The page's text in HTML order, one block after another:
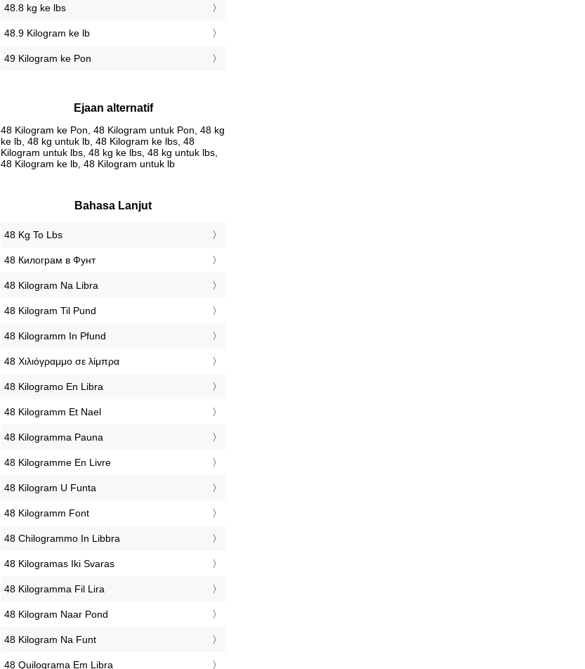
48.8 kg ke lbs
48.9 Kilogram ke lb
49 Kilogram ke Pon
Ejaan alternatif
48 Kilogram ke Pon, 48 Kilogram untuk Pon, 48 kg
ke lb, 48 kg untuk lb, 48 Kilogram ke lbs, 48
Kilogram untuk lbs, 48 kg ke lbs, 48 kg untuk lbs,
48 Kilogram ke lb, 48 Kilogram untuk lb
Bahasa Lanjut
‎48 Kg To Lbs
‎48 Килограм в Фунт
‎48 Kilogram Na Libra
‎48 Kilogram Til Pund
‎48 Kilogramm In Pfund
‎48 Χιλιόγραμμο σε λίμπρα
‎48 Kilogramo En Libra
‎48 Kilogramm Et Nael
‎48 Kilogramma Pauna
‎48 Kilogramme En Livre
‎48 Kilogram U Funta
‎48 Kilogramm Font
‎48 Chilogrammo In Libbra
‎48 Kilogramas Iki Svaras
‎48 Kilogramma Fil Lira
‎48 Kilogram Naar Pond
‎48 Kilogram Na Funt
‎48 Quilograma Em Libra